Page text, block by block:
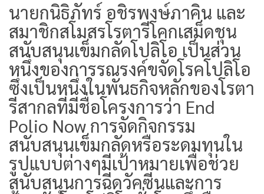
นายกนิธิภัทร์ อชิรพงษ์ภาคิน และ
สมาชิกสโมสรโรตารีโคกเสม็ดชุน
สนับสนุนเข็มกลัดโปลิโอ เป็นส่วน
หนึ่งของการรณรงค์ขจัดโรคโปลิโอ
ซึ่งเป็นหนึ่งในพันธกิจหลักของโรตา
รีสากลที่มีชื่อโครงการว่า End
Polio Now การจัดกิจกรรม
สนับสนุนเข็มกลัดหรือระดมทุนใน
รูปแบบต่างๆมีเป้าหมายเพื่อช่วย
สนับสนุนการฉีดวัคซีนและการ